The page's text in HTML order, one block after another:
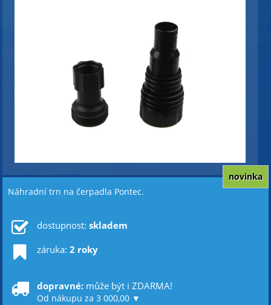
Náhradní trn na čerpadla Pontec.
novinka
dostupnost: skladem
záruka: 2 roky
dopravné: může být i ZDARMA!
Od nákupu za 3 000,00 ▼